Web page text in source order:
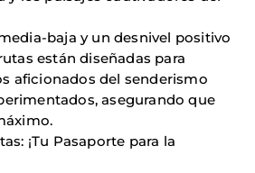
baja y un desnivel positivo
están diseñadas para
aficionados del senderismo
asegurando que
¡Tu Pasaporte para la